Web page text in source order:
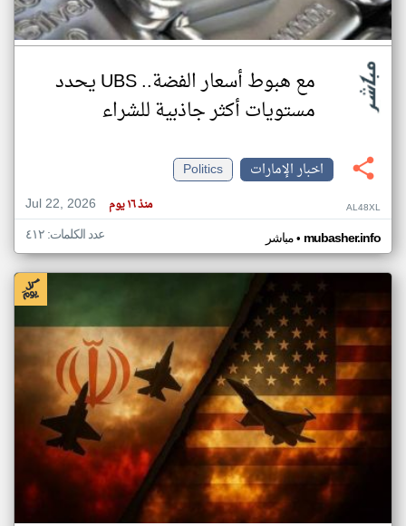
مع هبوط أسعار الفضة.. UBS يحدد
مستويات أكثر جاذبية للشراء
اخبار الإمارات
Politics
Jul 22, 2026
منذ ١٦ يوم AL48XL
مباشر• mubasher.info عدد الكلمات: ٤١٢